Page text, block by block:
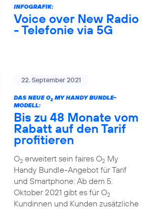
INFOGRAFIK:
Voice over New Radio
- Telefonie via 5G
22. September 2021
DAS NEUE O2MY HANDY BUNDLE-
MODELL:
Bis zu 48 Monate vom
Rabatt auf den Tarif
profitieren
O2erweitert sein faires O2My
Handy Bundle-Angebot für Tarif
und Smartphone: Ab dem 5.
Oktober 2021 gibt es für O2
Kundinnen und Kunden zusätzliche